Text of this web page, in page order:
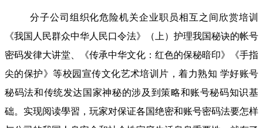
分子公司组织化危险机关企业职员相互之间欣赏培训
《我国人民群众中华人民口令法》（上）护理我国秘诀的帐号
密码发律大讲堂、《传承中华文化：红色的保秘暗印》《手指
尖的保护》等校园宣传文化艺术培训片，着力熟知 学好账号
秘码法和传统发达国家神秘的涉及到策略和账号秘码知识基
础。实现阅读學習，玩家对保证各国绝密和账号密码法要怎样